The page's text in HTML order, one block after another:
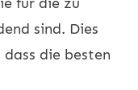
sind. Dies
die besten